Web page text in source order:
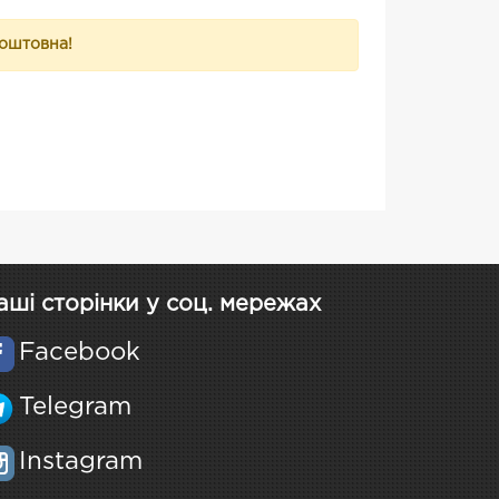
сторінки у соц. мережах
Facebook
Telegram
Instagram